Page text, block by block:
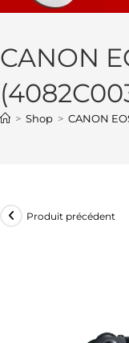
CANON
> Shop > CANON
Produit précédent